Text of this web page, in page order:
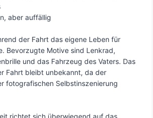
aber auffällig
der Fahrt das eigene Leben für
Bevorzugte Motive sind Lenkrad,
und das Fahrzeug des Vaters. Das
Fahrt bleibt unbekannt, da der
fotografischen Selbstinszenierung
richtet sich überwiegend auf das